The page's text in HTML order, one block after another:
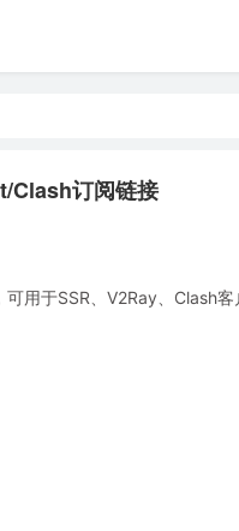
Clash订阅链接
用于SSR、V2Ray、Clash客